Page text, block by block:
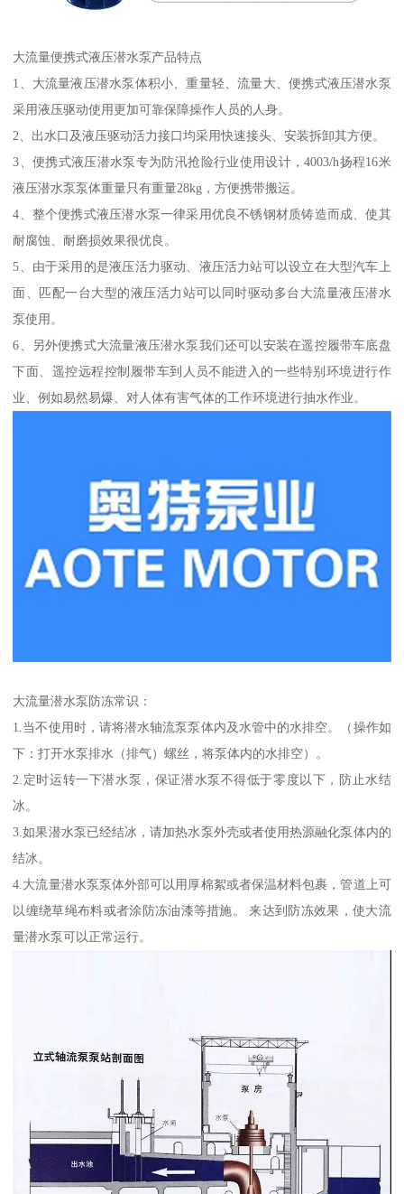
大流量便携式液压潜水泵产品特点
1、大流量液压潜水泵体积小、重量轻、流量大、便携式液压潜水泵
采用液压驱动使用更加可靠保障操作人员的人身。
2、出水口及液压驱动活力接口均采用快速接头、安装拆卸其方便。
3、便携式液压潜水泵专为防汛抢险行业使用设计，4003/h扬程16米
液压潜水泵泵体重量只有重量28kg，方便携带搬运。
4、整个便携式液压潜水泵一律采用优良不锈钢材质铸造而成、使其
耐腐蚀、耐磨损效果很优良。
5、由于采用的是液压活力驱动、液压活力站可以设立在大型汽车上
面、匹配一台大型的液压活力站可以同时驱动多台大流量液压潜水
泵使用。
6、另外便携式大流量液压潜水泵我们还可以安装在遥控履带车底盘
下面、遥控远程控制履带车到人员不能进入的一些特别环境进行作
业、例如易然易爆、对人体有害气体的工作环境进行抽水作业。
大流量潜水泵防冻常识：
1.当不使用时，请将潜水轴流泵泵体内及水管中的水排空。（操作如
下：打开水泵排水（排气）螺丝，将泵体内的水排空）。
2.定时运转一下潜水泵，保证潜水泵不得低于零度以下，防止水结
冰。
3.如果潜水泵已经结冰，请加热水泵外壳或者使用热源融化泵体内的
结冰。
4.大流量潜水泵泵体外部可以用厚棉絮或者保温材料包裹，管道上可
以缠绕草绳布料或者涂防冻油漆等措施。 来达到防冻效果，使大流
量潜水泵可以正常运行。